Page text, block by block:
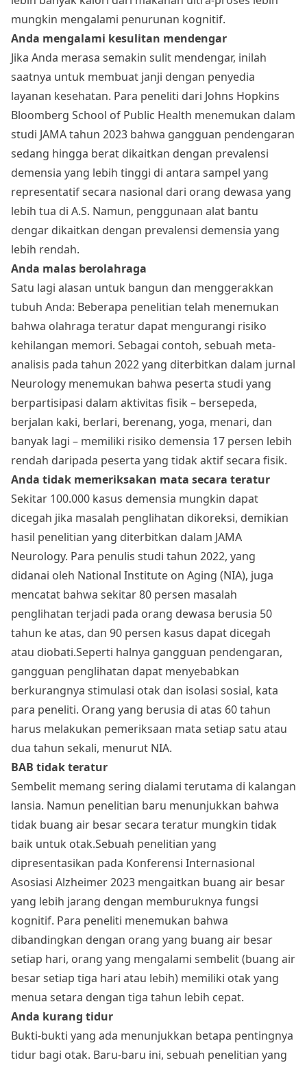
mungkin mengalami penurunan kognitif.
Anda mengalami kesulitan mendengar
Jika Anda merasa semakin sulit mendengar, inilah
saatnya untuk membuat janji dengan penyedia
layanan kesehatan. Para peneliti dari Johns Hopkins
Bloomberg School of Public Health menemukan dalam
studi JAMA tahun 2023 bahwa gangguan pendengaran
sedang hingga berat dikaitkan dengan prevalensi
demensia yang lebih tinggi di antara sampel yang
representatif secara nasional dari orang dewasa yang
lebih tua di A.S. Namun, penggunaan alat bantu
dengar dikaitkan dengan prevalensi demensia yang
lebih rendah.
Anda malas berolahraga
Satu lagi alasan untuk bangun dan menggerakkan
tubuh Anda: Beberapa penelitian telah menemukan
bahwa olahraga teratur dapat mengurangi risiko
kehilangan memori. Sebagai contoh, sebuah meta-
analisis pada tahun 2022 yang diterbitkan dalam jurnal
Neurology menemukan bahwa peserta studi yang
berpartisipasi dalam aktivitas fisik – bersepeda,
berjalan kaki, berlari, berenang, yoga, menari, dan
banyak lagi – memiliki risiko demensia 17 persen lebih
rendah daripada peserta yang tidak aktif secara fisik.
Anda tidak memeriksakan mata secara teratur
Sekitar 100.000 kasus demensia mungkin dapat
dicegah jika masalah penglihatan dikoreksi, demikian
hasil penelitian yang diterbitkan dalam JAMA
Neurology. Para penulis studi tahun 2022, yang
didanai oleh National Institute on Aging (NIA), juga
mencatat bahwa sekitar 80 persen masalah
penglihatan terjadi pada orang dewasa berusia 50
tahun ke atas, dan 90 persen kasus dapat dicegah
atau diobati.Seperti halnya gangguan pendengaran,
gangguan penglihatan dapat menyebabkan
berkurangnya stimulasi otak dan isolasi sosial, kata
para peneliti. Orang yang berusia di atas 60 tahun
harus melakukan pemeriksaan mata setiap satu atau
dua tahun sekali, menurut NIA.
BAB tidak teratur
Sembelit memang sering dialami terutama di kalangan
lansia. Namun penelitian baru menunjukkan bahwa
tidak buang air besar secara teratur mungkin tidak
baik untuk otak.Sebuah penelitian yang
dipresentasikan pada Konferensi Internasional
Asosiasi Alzheimer 2023 mengaitkan buang air besar
yang lebih jarang dengan memburuknya fungsi
kognitif. Para peneliti menemukan bahwa
dibandingkan dengan orang yang buang air besar
setiap hari, orang yang mengalami sembelit (buang air
besar setiap tiga hari atau lebih) memiliki otak yang
menua setara dengan tiga tahun lebih cepat.
Anda kurang tidur
Bukti-bukti yang ada menunjukkan betapa pentingnya
tidur bagi otak. Baru-baru ini, sebuah penelitian yang